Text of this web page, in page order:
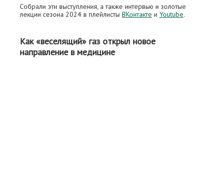
Собрали эти выступления, а также интервью и золотые
лекции сезона 2024 в плейлисты ВКонтакте и Youtube.
Как «веселящий» газ открыл новое
направление в медицине